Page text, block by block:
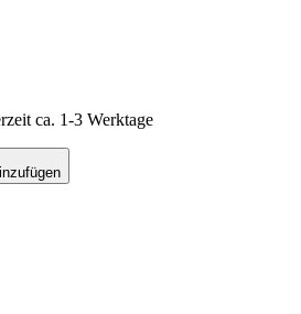
ca. 1-3 Werktage